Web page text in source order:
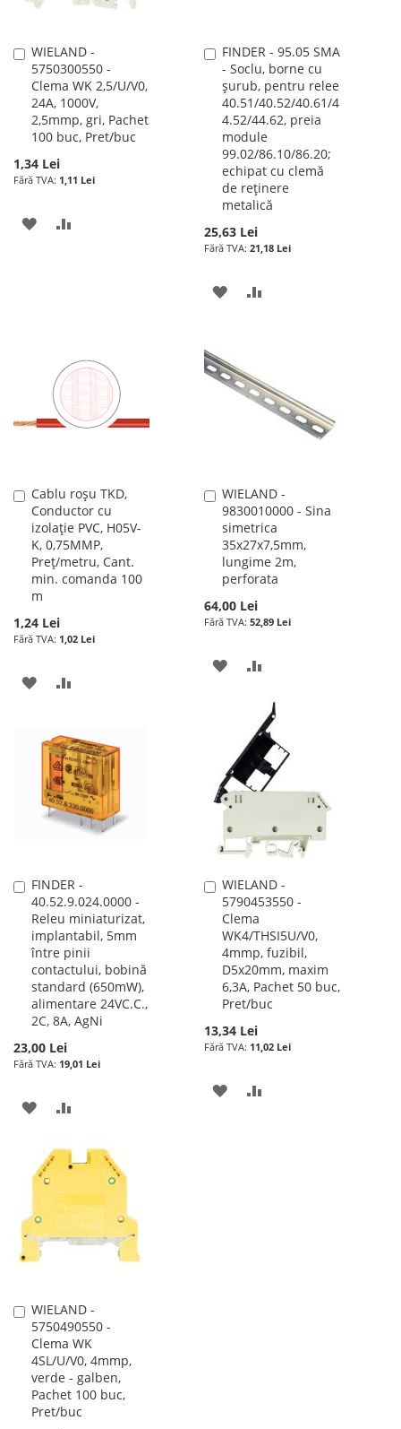
WIELAND -
5750300550 -
Clema WK 2,5/U/V0,
24A, 1000V,
2,5mmp, gri, Pachet
100 buc, Pret/buc
1,34 Lei
1,11 Lei
Adauga
în
cos
ADAUGATI
FINDER - 95.05 SMA
- Soclu, borne cu
şurub, pentru relee
40.51/40.52/40.61/4
4.52/44.62, preia
module
99.02/86.10/86.20;
echipat cu clemă
de reţinere
metalică
25,63 Lei
21,18 Lei
Adauga
în
cos
ADAUGATI
DE
DORINTE
Cablu roșu TKD,
Conductor cu
izolație PVC, H05V-
K, 0,75MMP,
Preț/metru, Cant.
min. comanda 100
m
1,24 Lei
1,02 Lei
Adauga
în
cos
ADAUGATI
LISTA
DE
DORINTE
COMPARARE
WIELAND -
9830010000 - Sina
simetrica
35x27x7,5mm,
lungime 2m,
perforata
64,00 Lei
52,89 Lei
Adauga
în
cos
ADAUGATI
LISTA
DE
DORINTE
COMPARARE
FINDER -
40.52.9.024.0000 -
Releu miniaturizat,
implantabil, 5mm
între pinii
contactului, bobină
standard (650mW),
alimentare 24VC.C.,
2C, 8A, AgNi
23,00 Lei
19,01 Lei
Adauga
în
cos
ADAUGATI
LISTA
DORINTE
COMPARARE
WIELAND -
5790453550 -
Clema
WK4/THSI5U/V0,
4mmp, fuzibil,
D5x20mm, maxim
6,3A, Pachet 50 buc,
Pret/buc
13,34 Lei
11,02 Lei
Adauga
în
cos
ADAUGATI
WIELAND -
5750490550 -
Clema WK
4SL/U/V0, 4mmp,
verde - galben,
Pachet 100 buc,
Pret/buc
Adauga
în
cos